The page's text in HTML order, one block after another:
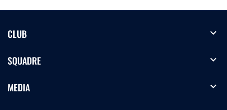
CLUB expand_more
SQUADRE expand_more
MEDIA expand_more